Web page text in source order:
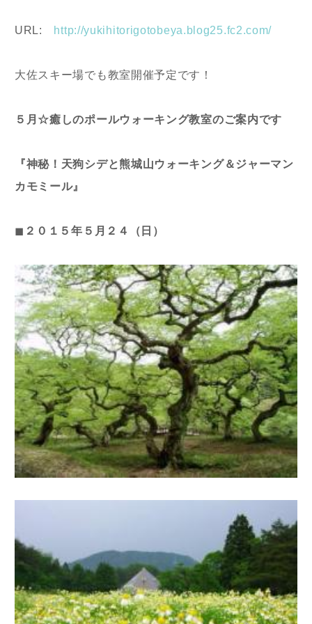
URL: http://yukihitorigotobeya.blog25.fc2.com/
大佐スキー場でも教室開催予定です！
５月☆癒しのポールウォーキング教室のご案内です
『神秘！天狗シデと熊城山ウォーキング＆ジャーマン
カモミール』
◼ ︎２０１５年５月２４（日）